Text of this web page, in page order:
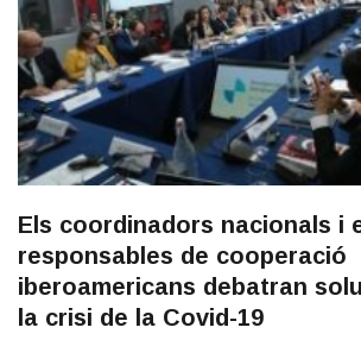
Els coordinadors nacionals i
responsables de cooperació
iberoamericans debatran
la crisi de la Covid-19